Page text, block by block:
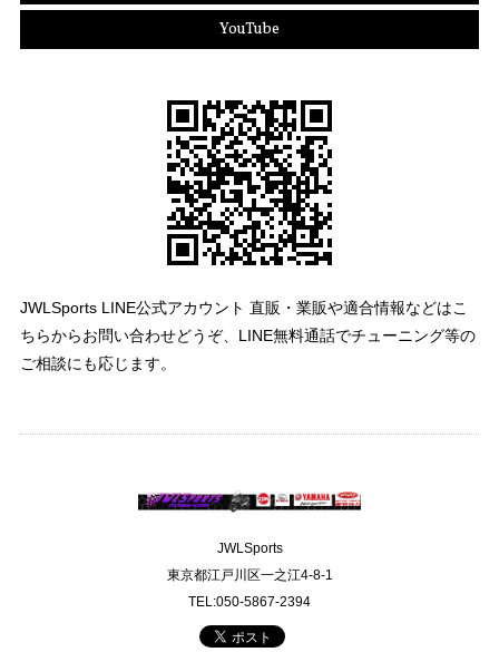
YouTube
JWLSports LINE公式アカウント 直販・業販や適合情報などはこ
ちらからお問い合わせどうぞ、LINE無料通話でチューニング等の
ご相談にも応じます。
JWLSports
東京都江戸川区一之江4-8-1
TEL:050-5867-2394